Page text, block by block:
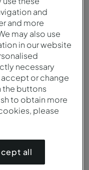
Moneda
es la moneda
de la Unión
Las tarjetas de
Multibanco e
son
comerciales.
and
and more
may also use
in our website
necessary
or change
the buttons
to obtain more
please
all